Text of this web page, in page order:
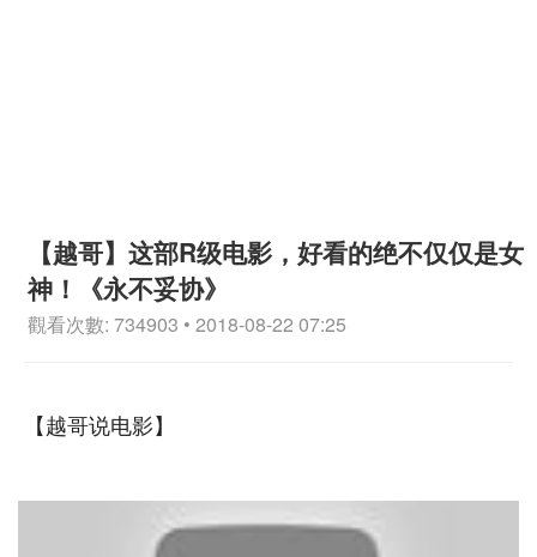
【越哥】这部R级电影，好看的绝不仅仅是女
神！《永不妥协》
觀看次數: 734903 • 2018-08-22 07:25
【越哥说电影】